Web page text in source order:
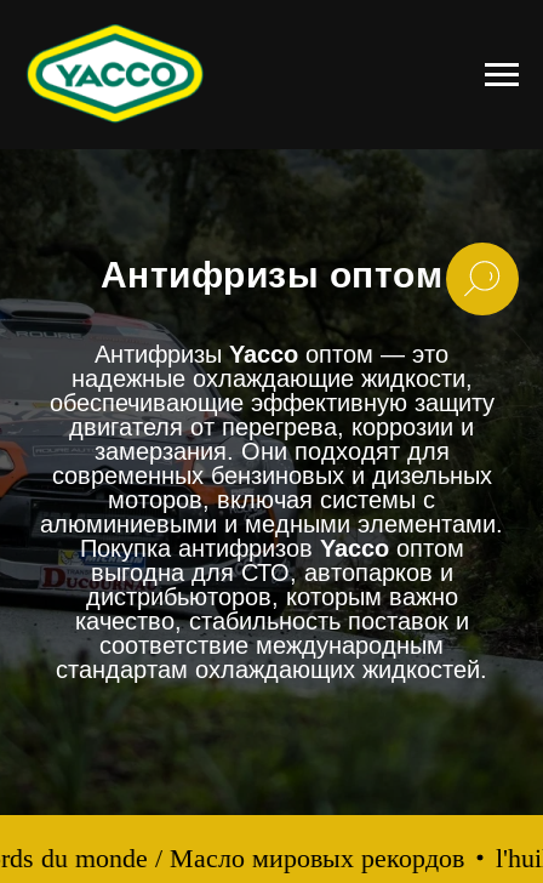
Антифризы оптом
АнтифризыYacco оптом — это
надежные охлаждающие жидкости,
обеспечивающие эффективную защиту
двигателя от перегрева, коррозии и
замерзания. Они подходят для
современных бензиновых и дизельных
моторов, включая системы с
алюминиевыми и медными элементами.
Покупка антифризов Yaccoоптом
выгодна для СТО, автопарков и
дистрибьюторов, которым важно
качество, стабильность поставок и
соответствие международным
стандартам охлаждающих жидкостей.
du monde / Масло мировых рекордов